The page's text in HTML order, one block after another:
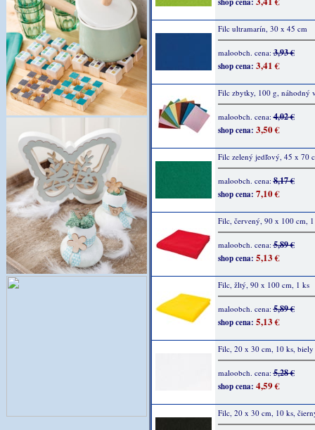
Filc ultramarín, 30 x 45 cm
maloobch. cena:3,93 €
shop cena: 3,41 €
Filc zbytky, 100 g, náhodný
maloobch. cena:4,02 €
shop cena: 3,50 €
Filc zelený jedľový, 45 x 70
maloobch. cena:8,17 €
shop cena: 7,10 €
Filc, červený, 90 x 100 cm,
maloobch. cena:5,89 €
shop cena: 5,13 €
Filc, žltý, 90 x 100 cm, 1 ks
maloobch. cena:5,89 €
shop cena: 5,13 €
Filc, 20 x 30 cm, 10 ks, biely
maloobch. cena:5,28 €
shop cena: 4,59 €
Filc, 20 x 30 cm, 10 ks,